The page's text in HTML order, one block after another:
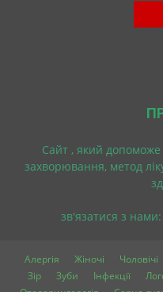
Cайт , який
захворювання, метод
зв'язатися з нами:
Алергія Жіночі Чоловічі
Зір
Зуби Інфекції